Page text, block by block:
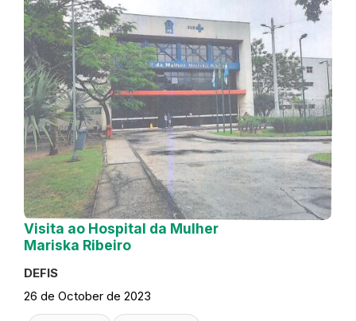
Visita ao Hospital da Mulher
Mariska Ribeiro
DEFIS
26 de October de 2023